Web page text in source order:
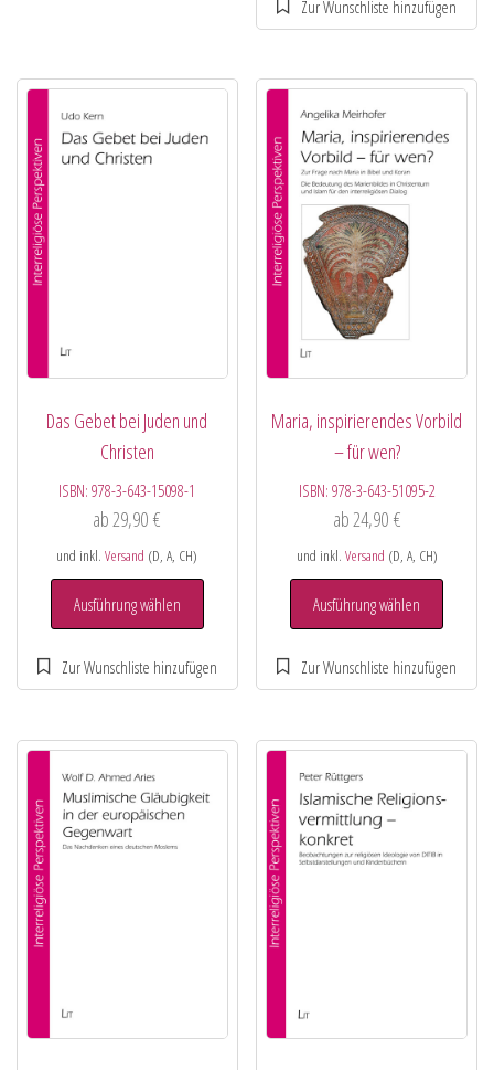
Das Gebet bei Juden und
Christen
ISBN:978-3-643-15098-1
ab 29,90€
und inkl.Versand (D, A, CH)
Ausführung wählen
Maria, inspirierendes Vorbild
– für wen?
ISBN: 978-3-643-51095-2
ab 24,90 €
und inkl. Versand (D, A, CH)
Ausführung wählen